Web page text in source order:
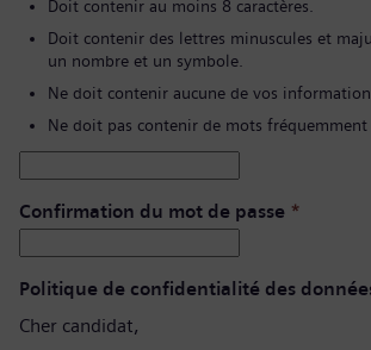
Doit contenir au moins 8 caractères.
Doit contenir des lettres minuscules et
un nombre et un symbole.
Ne doit contenir aucune de vos
Ne doit pas contenir de mots fréquemment
Confirmation du mot de passe *
Politique de confidentialité des
Cher candidat,